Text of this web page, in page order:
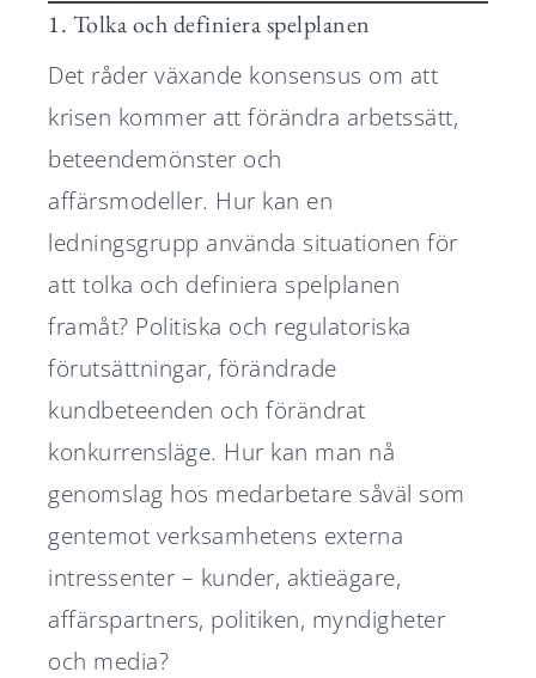
1. Tolka och definiera spelplanen
Det råder växande konsensus om att
krisen kommer att förändra arbetssätt,
beteendemönster och
affärsmodeller. Hur kan en
ledningsgrupp använda situationen för
att tolka och definiera spelplanen
framåt? Politiska och regulatoriska
förutsättningar, förändrade
kundbeteenden och förändrat
konkurrensläge. Hur kan man nå
genomslag hos medarbetare såväl som
gentemot verksamhetens externa
intressenter – kunder, aktieägare,
affärspartners, politiken, myndigheter
och media?